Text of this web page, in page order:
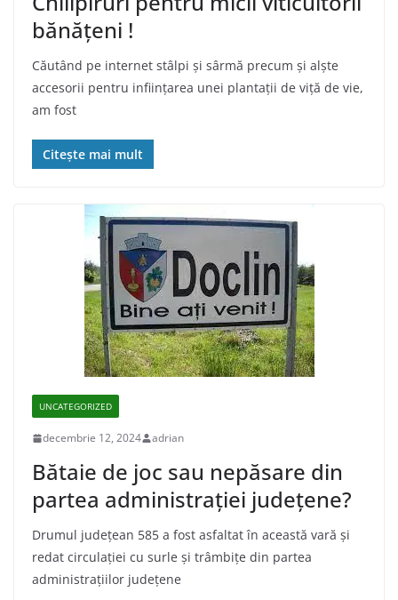
bănăţeni !
Căutând pe internet stâlpi şi sârmă precum şi alşte
accesorii pentru infiinţarea unei plantaţii de viţă de vie,
am fost
Citește mai mult
UNCATEGORIZED
decembrie 12, 2024 adrian
Bătaie de joc sau nepăsare din
partea administraţiei judeţene?
Drumul județean 585 a fost asfaltat în această vară și
redat circulației cu surle și trâmbițe din partea
administrațiilor județene